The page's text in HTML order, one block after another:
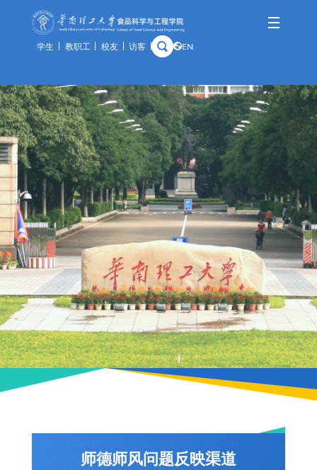
学生 教职工 校友 访客 EN
学院概况
学院简介
历史沿革
学院领导
组织架构
历任领导
历史钩沉
师资队伍
队伍概况
教师风采
荣休教师
人才培养
本科生
研究生
留学生
教学实践基地
科学研究
科研概况
科研基地
科研团队
科研成果
国际交流
交流动态
合作项目
出访公示
资产与实
通知公告
规章制度
办事指南
教学中心
分析中心
安全管理
预约平台
特色资源
师德师风问题反映渠道